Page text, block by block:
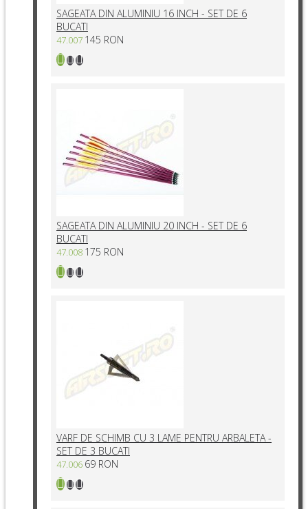
SAGEATA DIN ALUMINIU 16 INCH - SET DE 6
BUCATI
47.007 145 RON
SAGEATA DIN ALUMINIU 20 INCH - SET DE 6
BUCATI
47.008 175 RON
VARF DE SCHIMB CU 3 LAME PENTRU ARBALETA -
SET DE 3 BUCATI
47.006 69 RON